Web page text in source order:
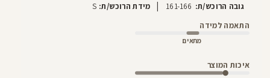
גובה הרוכש/ת: 161-166 מידת הרוכש/ת: S
התאמה למידה
מתאים
איכות המוצר